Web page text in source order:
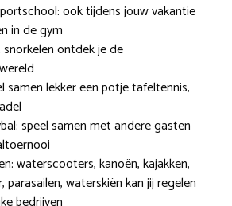
ook tijdens jouw vakantie
in de gym
ontdek je de
samen lekker een potje tafeltennis,
speel samen met andere gasten
waterscooters, kanoën, kajakken,
parasailen, waterskiën kan jij regelen